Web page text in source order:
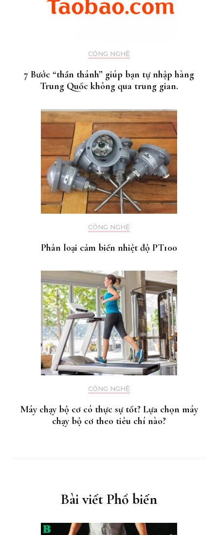
CÔNG NGHỆ
7 Bước “thần thánh” giúp bạn tự nhập hàng
Trung Quốc không qua trung gian.
CÔNG NGHỆ
Phân loại cảm biến nhiệt độ PT100
CÔNG NGHỆ
Máy chạy bộ cơ có thực sự tốt? Lựa chọn máy
chạy bộ cơ theo tiêu chí nào?
Bài viết Phổ biến